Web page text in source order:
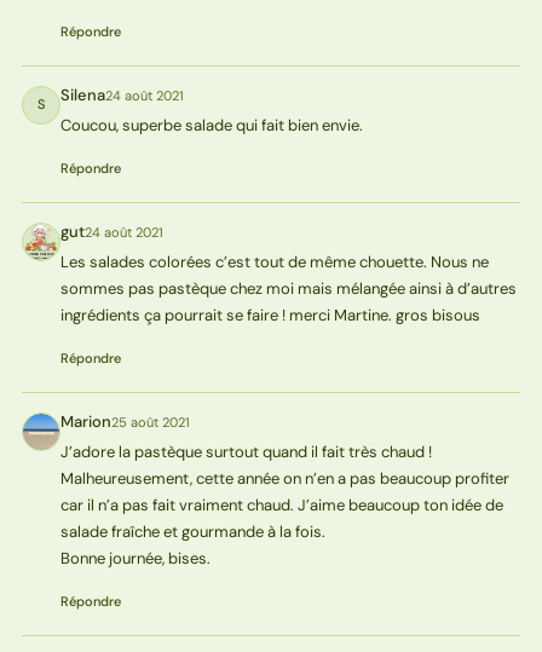
Répondre
S Silena24 août 2021
Coucou, superbe salade qui fait bien envie.
Répondre
G gut24 août 2021
Les salades colorées c’est tout de même chouette. Nous ne
sommes pas pastèque chez moi mais mélangée ainsi à d’autres
ingrédients ça pourrait se faire ! merci Martine. gros bisous
Répondre
M Marion25 août 2021
J’adore la pastèque surtout quand il fait très chaud !
Malheureusement, cette année on n’en a pas beaucoup profiter
car il n’a pas fait vraiment chaud. J’aime beaucoup ton idée de
salade fraîche et gourmande à la fois.
Bonne journée, bises.
Répondre